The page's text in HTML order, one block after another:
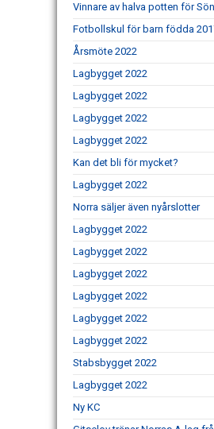
Vinnare av halva potten för
Fotbollskul för barn födda
Årsmöte 2022
Lagbygget 2022
Lagbygget 2022
Lagbygget 2022
Lagbygget 2022
Kan det bli för mycket?
Lagbygget 2022
Norra säljer även nyårslotter
Lagbygget 2022
Lagbygget 2022
Lagbygget 2022
Lagbygget 2022
Lagbygget 2022
Lagbygget 2022
Stabsbygget 2022
Lagbygget 2022
Ny KC